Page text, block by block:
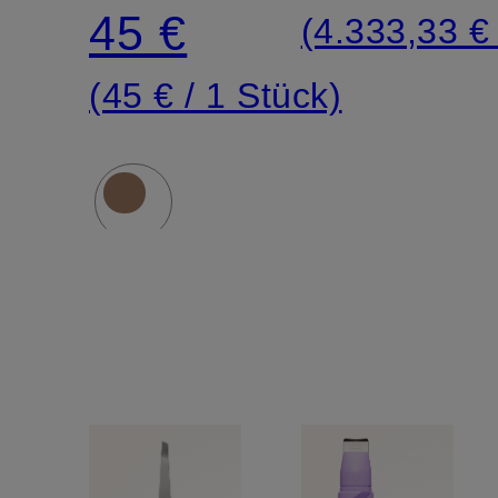
45 €
(45 € / 1 Stück)
(4.333,33